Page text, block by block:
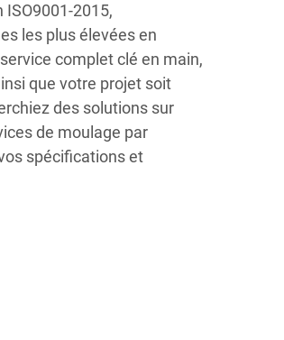
2015,
les plus élevées en
complet clé en main,
que votre projet soit
des solutions sur
de moulage par
spécifications et